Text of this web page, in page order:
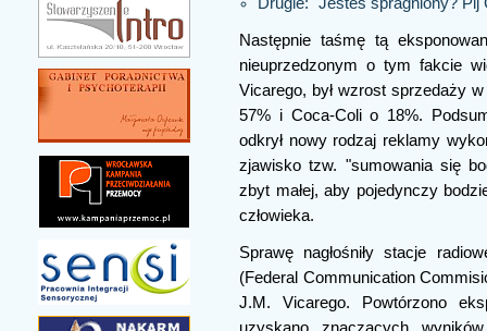
Następnie taśmę tą
nieuprzedzonym o tym fakcie
Vicarego, był wzrost sprzedaży
57% i Coca-Coli o 18%.
odkrył nowy rodzaj reklamy
zjawisko tzw. "sumowania się
zbyt małej, aby pojedynczy
człowieka.
Sprawę nagłośniły stacje
(Federal Communication
J.M. Vicarego. Powtórzono